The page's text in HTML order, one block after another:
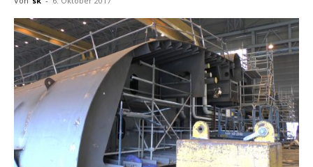
und
Reiseempfehlungen.